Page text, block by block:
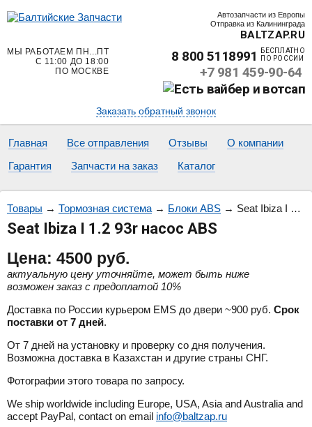
Автозапчасти из Европы
Отправка из Калининграда
BALTZAP.RU
МЫ РАБОТАЕМ ПН...ПТ
С 11:00 ДО 18:00
ПО МОСКВЕ
8 800 5118991
БЕСПЛАТНО
ПО РОССИИ
+7 981 459-90-64
Заказать обратный звонок
Главная Все отправления Отзывы
О компании
Гарантия
Запчасти на заказ Каталог
Товары → Тормозная система→ Блоки ABS → Seat Ibiza I 1.2 93r насос ABS
Seat Ibiza I 1.2 93r насос ABS
Цена: 4500 руб.
актуальную цену уточняйте, может быть ниже
возможен заказ с предоплатой 10%
Доставка по России курьером EMS до двери ~900 руб. Срок
поставки от 7 дней.
От 7 дней на установку и проверку со дня получения.
Возможна доставка в Казахстан и другие страны СНГ.
Фотографии этого товара по запросу.
We ship worldwide including Europe, USA, Asia and Australia and
accept PayPal, contact on email info@baltzap.ru